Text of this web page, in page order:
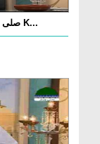
Taranay Mustafa صلی اللہ تعالیٰ علیہ وآلہ وسلم K...